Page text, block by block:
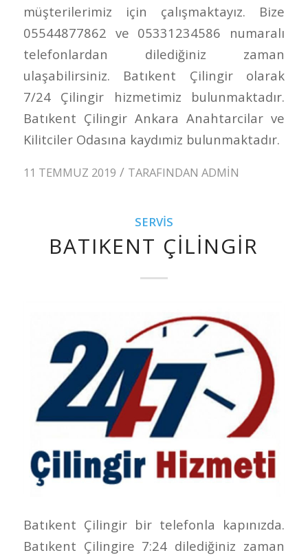
müşterilerimiz için çalışmaktayız. Bize
05544877862 ve 05331234586 numaralı
telefonlardan dilediğiniz zaman
ulaşabilirsiniz. Batıkent Çilingir olarak
7/24 Çilingir hizmetimiz bulunmaktadır.
Batıkent Çilingir Ankara Anahtarcilar ve
Kilitciler Odasına kaydımiz bulunmaktadır.
11 TEMMUZ 2019 / TARAFINDAN ADMIN
SERVIS
BATIKENT ÇILINGIR
Batıkent Çilingir bir telefonla kapınızda.
Batıkent Çilingire 7:24 dilediğiniz zaman